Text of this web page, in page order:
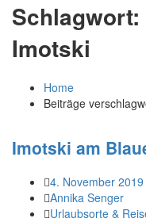
Imotski
Home
Beiträge
Imotski am
4. November 2019
Annika Senger
Urlaubsorte &